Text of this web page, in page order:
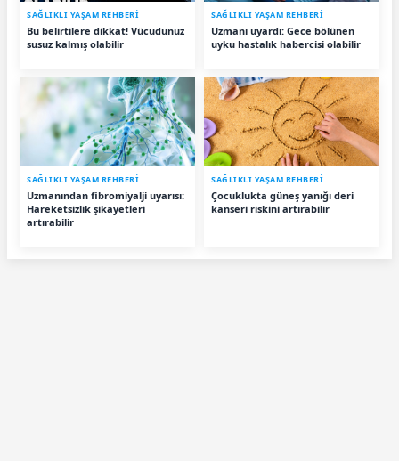
SAĞLIKLI YAŞAM REHBERİ
Bu belirtilere dikkat! Vücudunuz
susuz kalmış olabilir
SAĞLIKLI YAŞAM REHBERİ
Uzmanı uyardı: Gece bölünen
uyku hastalık habercisi olabilir
SAĞLIKLI YAŞAM REHBERİ
Uzmanından fibromiyalji uyarısı:
Hareketsizlik şikayetleri
artırabilir
SAĞLIKLI YAŞAM REHBERİ
Çocuklukta güneş yanığı deri
kanseri riskini artırabilir